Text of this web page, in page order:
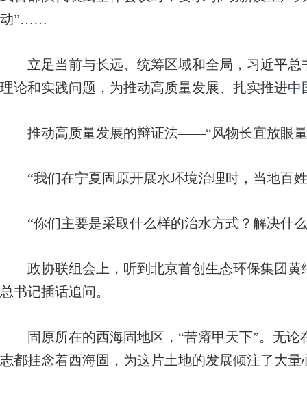
动”……
立足当前与长远、统筹区域和全局，习近平总
理论和实践问题，为推动高质量发展、扎实推进中
推动高质量发展的辩证法——“风物长宜放眼
“我们在宁夏固原开展水环境治理时，当地百姓
“你们主要是采取什么样的治水方式？解决什
政协联组会上，听到北京首创生态环保集团黄
总书记插话追问。
固原所在的西海固地区，“苦瘠甲天下”。无论
志都挂念着西海固，为这片土地的发展倾注了大量